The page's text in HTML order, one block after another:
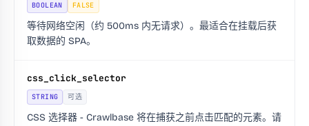
BOOLEAN FALSE
等待网络空闲（约 500ms 内无请求）。最适合在挂载后获
取数据的 SPA。
css_click_selector
STRING 可选
CSS 选择器 - Crawlbase 将在捕获之前点击匹配的元素。请